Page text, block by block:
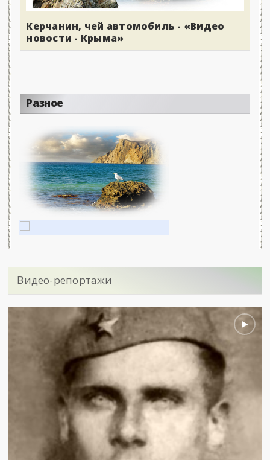
Керчанин, чей автомобиль - «Видео
новости - Крыма»
Разное
Видео-репортажи